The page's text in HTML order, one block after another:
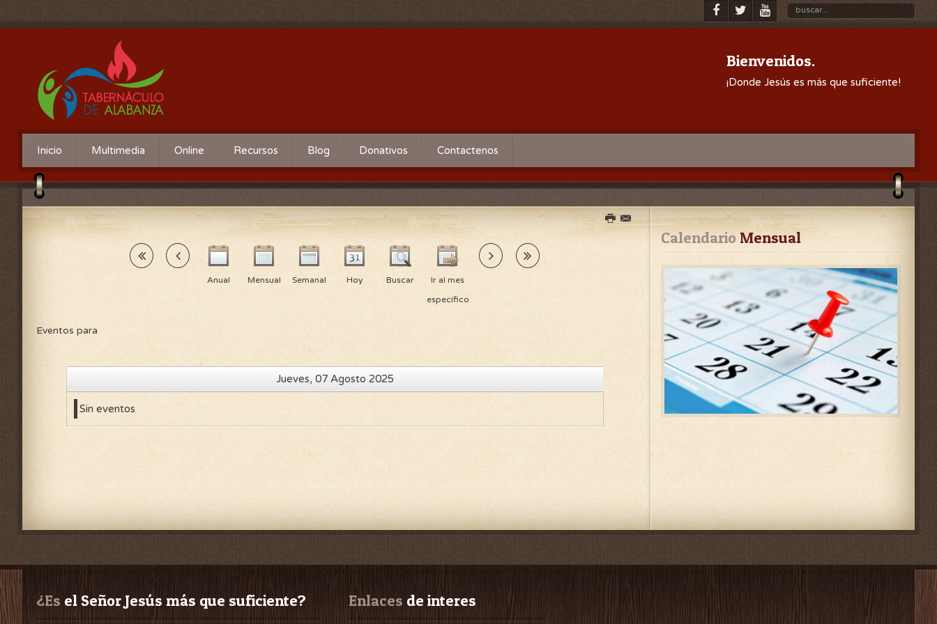
Bienvenidos.
¡Donde Jesús es más que suficiente!
Inicio Multimedia Online Recursos Blog Donativos Contactenos
Anual Mensual Semanal Hoy Buscar
Ir al mes
específico
Eventos para
Jueves, 07 Agosto 2025
Sin eventos
Calendario Mensual
¿Es el Señor Jesús más que suficiente? Enlaces de interes